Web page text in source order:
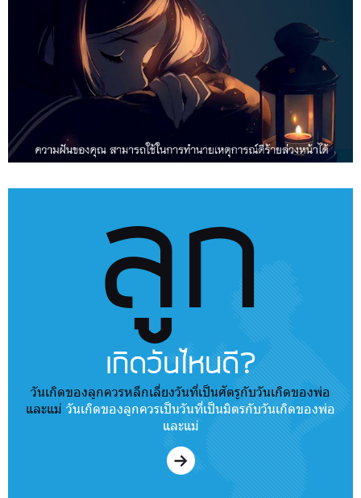
ลูก
เกิดวันไหนดี?
วันเกิดของลูกควรหลีกเลี่ยงวันที่เป็นศัตรูกับวันเกิดของพ่อ
และแม่ วันเกิดของลูกควรเป็นวันที่เป็นมิตรกับวันเกิดของพ่อ
และแม่